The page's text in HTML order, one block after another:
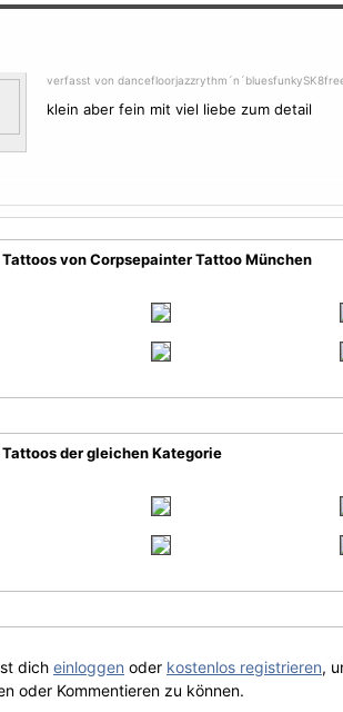
verfasst von
klein aber fein mit viel liebe zum detail
von Corpsepainter Tattoo München
der gleichen Kategorie
dich einloggen oder kostenlos registrieren,
oder Kommentieren zu können.